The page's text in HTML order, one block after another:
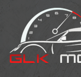
contenu